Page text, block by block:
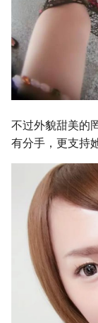
不过外貌甜美的
有分手，更支持